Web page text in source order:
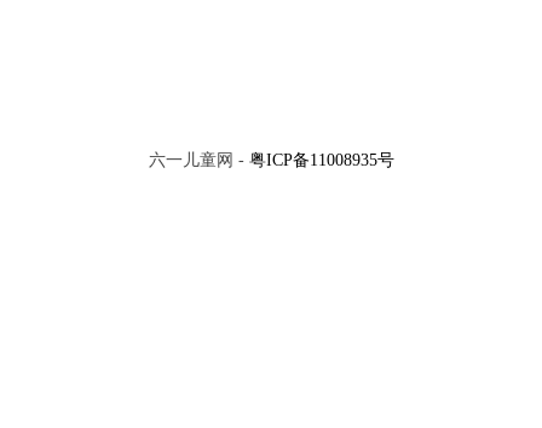
六一儿童网 - 粤ICP备11008935号